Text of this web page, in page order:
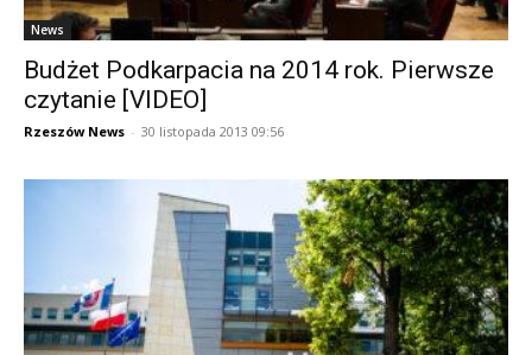
News
Budżet Podkarpacia na 2014 rok. Pierwsze
czytanie [VIDEO]
Rzeszów News - 30 listopada 2013 09:56